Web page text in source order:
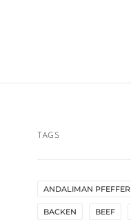
TAGS
ANDALIMAN PFEFFER
BACKEN BEEF